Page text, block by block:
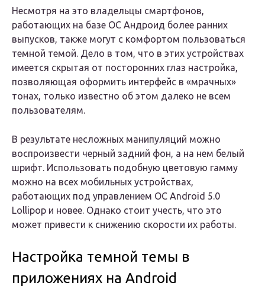
Несмотря на это владельцы смартфонов,
работающих на базе ОС Андроид более ранних
выпусков, также могут с комфортом пользоваться
темной темой. Дело в том, что в этих устройствах
имеется скрытая от посторонних глаз настройка,
позволяющая оформить интерфейс в «мрачных»
тонах, только известно об этом далеко не всем
пользователям.
В результате несложных манипуляций можно
воспроизвести черный задний фон, а на нем белый
шрифт. Использовать подобную цветовую гамму
можно на всех мобильных устройствах,
работающих под управлением ОС Android 5.0
Lollipop и новее. Однако стоит учесть, что это
может привести к снижению скорости их работы.
Настройка темной темы в
приложениях на Android